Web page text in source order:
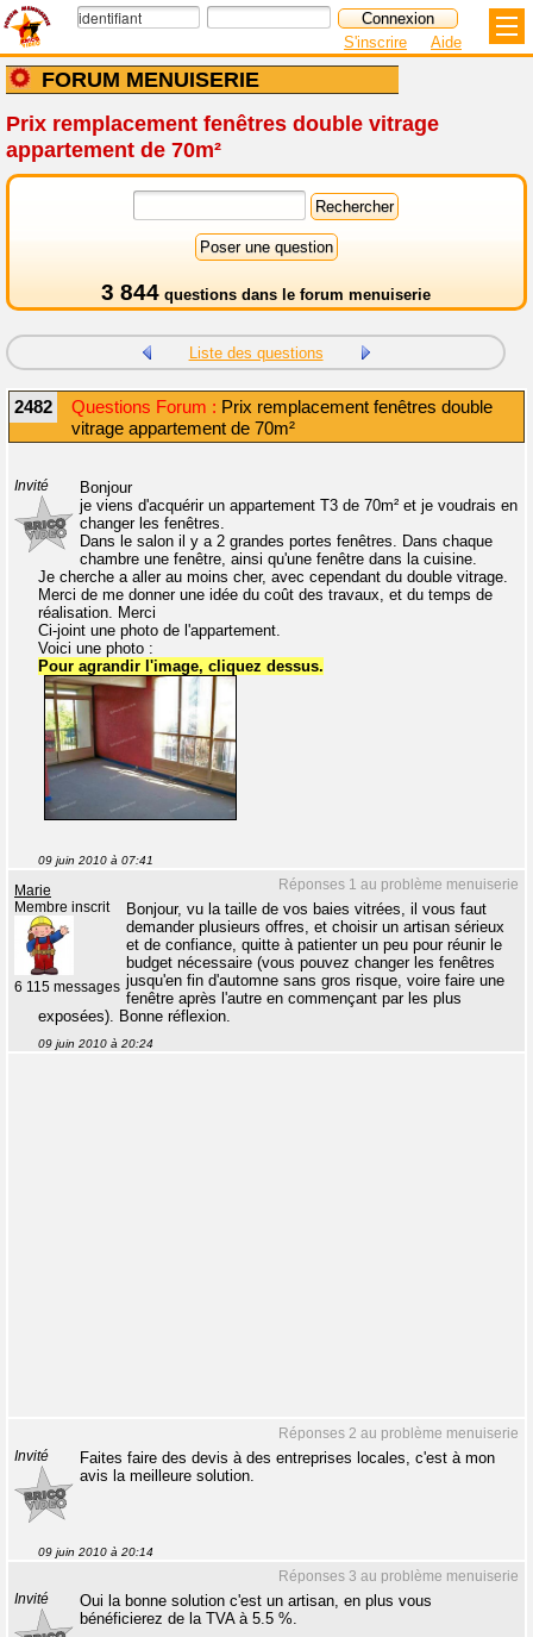
FORUM MENUISERIE
S'inscrire Aide
Prix remplacement fenêtres double vitrage
appartement de 70m²
3 844 questions dans le forum menuiserie
Liste des questions
2482 Questions Forum : Prix remplacement fenêtres double
vitrage appartement de 70m²
Invité
Bonjour
je viens d'acquérir un appartement T3 de 70m² et je voudrais en
changer les fenêtres.
Dans le salon il y a 2 grandes portes fenêtres. Dans chaque
chambre une fenêtre, ainsi qu'une fenêtre dans la cuisine.
Je cherche a aller au moins cher, avec cependant du double vitrage.
Merci de me donner une idée du coût des travaux, et du temps de
réalisation. Merci
Ci-joint une photo de l'appartement.
Voici une photo :
Pour agrandir l'image, cliquez dessus.
09 juin 2010 à 07:41
Réponses 1 au problème menuiserie
Marie
Membre inscrit
6 115 messages
Bonjour, vu la taille de vos baies vitrées, il vous faut
demander plusieurs offres, et choisir un artisan sérieux
et de confiance, quitte à patienter un peu pour réunir le
budget nécessaire (vous pouvez changer les fenêtres
jusqu'en fin d'automne sans gros risque, voire faire une
fenêtre après l'autre en commençant par les plus
exposées). Bonne réflexion.
09 juin 2010 à 20:24
Réponses 2 au problème menuiserie
Invité
Faites faire des devis à des entreprises locales, c'est à mon
avis la meilleure solution.
09 juin 2010 à 20:14
Réponses 3 au problème menuiserie
Invité
Oui la bonne solution c'est un artisan, en plus vous
bénéficierez de la TVA à 5.5 %.